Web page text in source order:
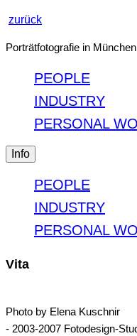
zurück
Porträtfotografie in München
PEOPLE
INDUSTRY
PERSONAL
Info
PEOPLE
INDUSTRY
PERSONAL
Vita
Photo by Elena Kuschnir
- 2003-2007 Fotodesign-